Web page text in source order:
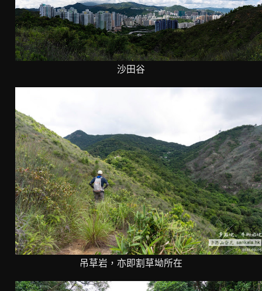
沙田谷
吊草岩，亦即割草坳所在